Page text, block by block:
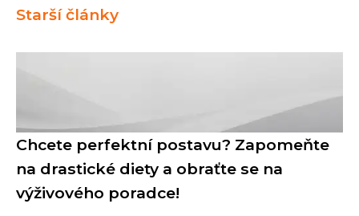
Starší články
Chcete perfektní postavu? Zapomeňte
na drastické diety a obraťte se na
výživového poradce!